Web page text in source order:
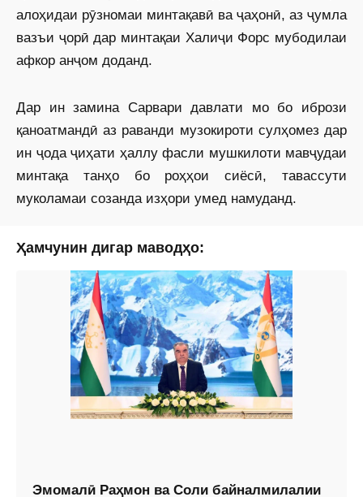
алоҳидаи рӯзномаи минтақавӣ ва ҷаҳонӣ, аз ҷумла
вазъи ҷорӣ дар минтақаи Халиҷи Форс мубодилаи
афкор анҷом доданд.
Дар ин замина Сарвари давлати мо бо ибрози
қаноатмандӣ аз раванди музокироти сулҳомез дар
ин ҷода ҷиҳати ҳаллу фасли мушкилоти мавҷудаи
минтақа танҳо бо роҳҳои сиёсӣ, тавассути
муколамаи созанда изҳори умед намуданд.
Ҳамчунин дигар маводҳо:
Эмомалӣ Раҳмон ва Соли байналмилалии